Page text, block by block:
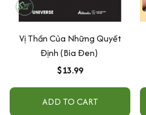
Vị Thần Của Những Quyết
Định (Bìa Đen)
$13.99
ADD TO CART